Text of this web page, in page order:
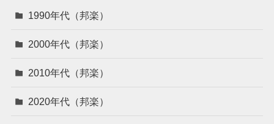
1990年代（邦楽）
2000年代（邦楽）
2010年代（邦楽）
2020年代（邦楽）